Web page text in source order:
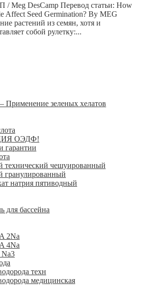
DesCamp Перевод статьи: How
Affect Seed Germination? By MEG
растений из семян, хотя и
собой рулетку:...
зеленых хелатов
ОЭДФ!
гарантии
технический чешуированный
гранулированный
натрия пятиводный
для бассейна
2Na
4Na
техн
медицинская